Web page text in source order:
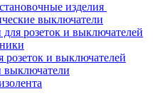
изделия
выключатели
розеток и выключателей
розеток и выключателей
выключатели